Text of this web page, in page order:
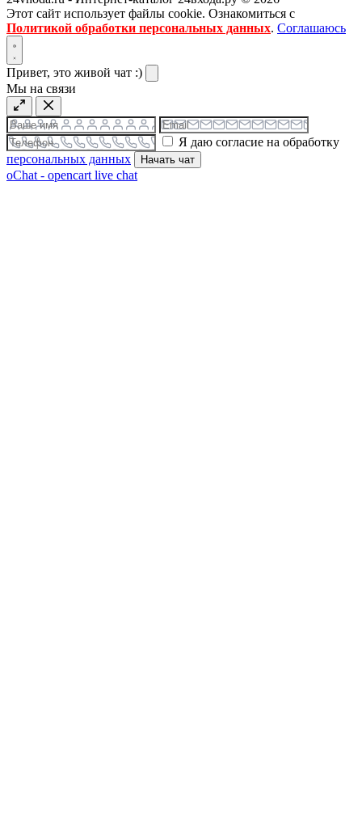
Этот сайт использует файлы cookie. Ознакомиться с
Политикой обработки персональных данных. Соглашаюсь
Привет, это живой чат :)
Мы на связи
Я даю согласие на обработку
персональных данных
Начать чат
oChat - opencart live chat